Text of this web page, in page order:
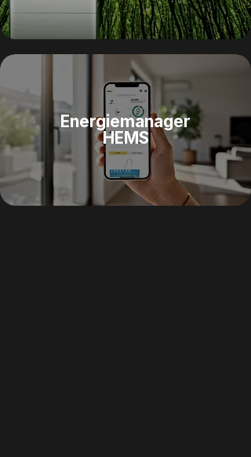
Energiemanager
HEMS